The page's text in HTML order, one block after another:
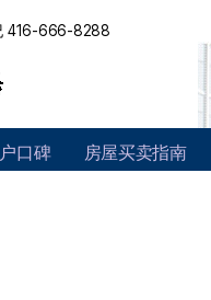
416-666-8288
口碑 房屋买卖指南